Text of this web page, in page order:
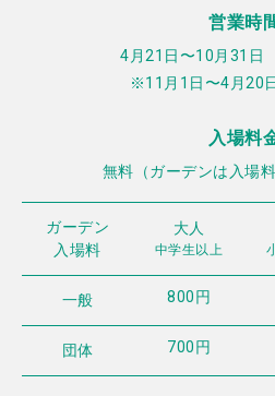
営業時
4月21日〜10月31日
※11月1日〜4月20
入場料
無料（ガーデンは入場
ガーデン
入場料
大人
中学生以上
一般 800円
団体 700円